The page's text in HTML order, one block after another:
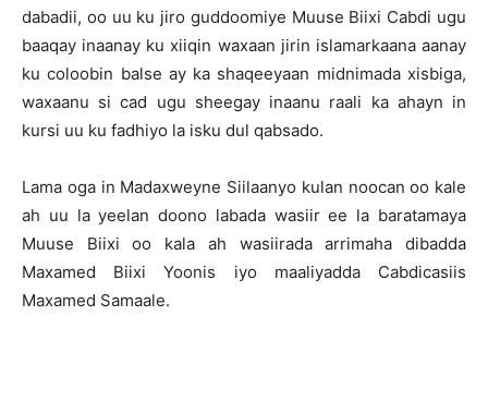
dabadii, oo uu ku jiro guddoomiye Muuse Biixi Cabdi ugu
baaqay inaanay ku xiiqin waxaan jirin islamarkaana aanay
ku coloobin balse ay ka shaqeeyaan midnimada xisbiga,
waxaanu si cad ugu sheegay inaanu raali ka ahayn in
kursi uu ku fadhiyo la isku dul qabsado.
Lama oga in Madaxweyne Siilaanyo kulan noocan oo kale
ah uu la yeelan doono labada wasiir ee la baratamaya
Muuse Biixi oo kala ah wasiirada arrimaha dibadda
Maxamed Biixi Yoonis iyo maaliyadda Cabdicasiis
Maxamed Samaale.